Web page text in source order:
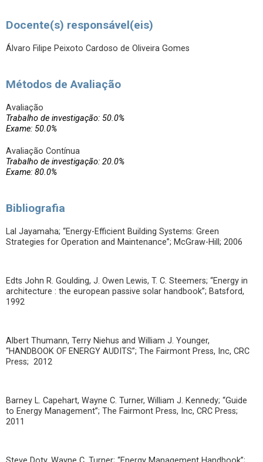
Docente(s) responsável(eis)
Álvaro Filipe Peixoto Cardoso de Oliveira Gomes
Métodos de Avaliação
Avaliação
Trabalho de investigação: 50.0%
Exame: 50.0%
Avaliação Contínua
Trabalho de investigação: 20.0%
Exame: 80.0%
Bibliografia
Lal Jayamaha; “Energy-Efficient Building Systems: Green
Strategies for Operation and Maintenance”; McGraw-Hill; 2006
Edts John R. Goulding, J. Owen Lewis, T. C. Steemers; “Energy in
architecture : the european passive solar handbook”; Batsford,
1992
Albert Thumann, Terry Niehus and William J. Younger,
“HANDBOOK OF ENERGY AUDITS”; The Fairmont Press, Inc, CRC
Press; 2012
Barney L. Capehart, Wayne C. Turner, William J. Kennedy; “Guide
to Energy Management”; The Fairmont Press, Inc, CRC Press;
2011